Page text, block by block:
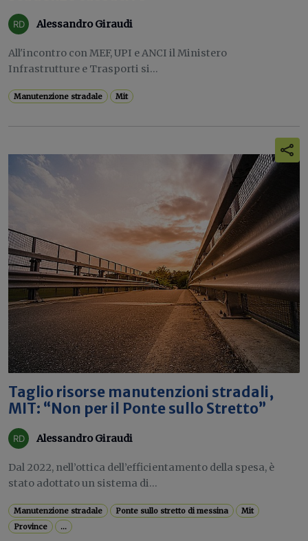
Alessandro Giraudi
All'incontro con MEF, UPI e ANCI il Ministero
Infrastrutture e Trasporti si...
Manutenzione stradale Mit
Taglio risorse manutenzioni stradali,
MIT: “Non per il Ponte sullo Stretto”
Alessandro Giraudi
Dal 2022, nell’ottica dell’efficientamento della spesa, è
stato adottato un sistema di...
Manutenzione stradale Ponte sullo stretto di messina
Mit
Province
...